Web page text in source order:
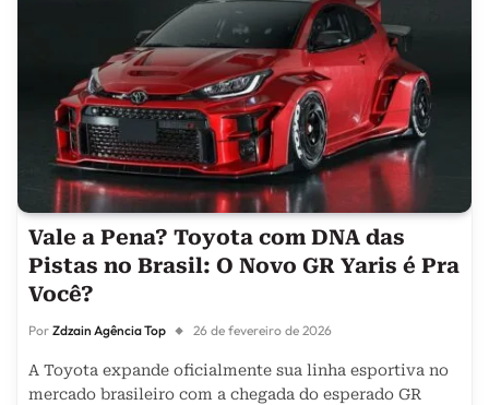
Vale a Pena? Toyota com DNA das
Pistas no Brasil: O Novo GR Yaris é Pra
Você?
Por Zdzain Agência Top 26 de fevereiro de 2026
A Toyota expande oficialmente sua linha esportiva no
mercado brasileiro com a chegada do esperado GR